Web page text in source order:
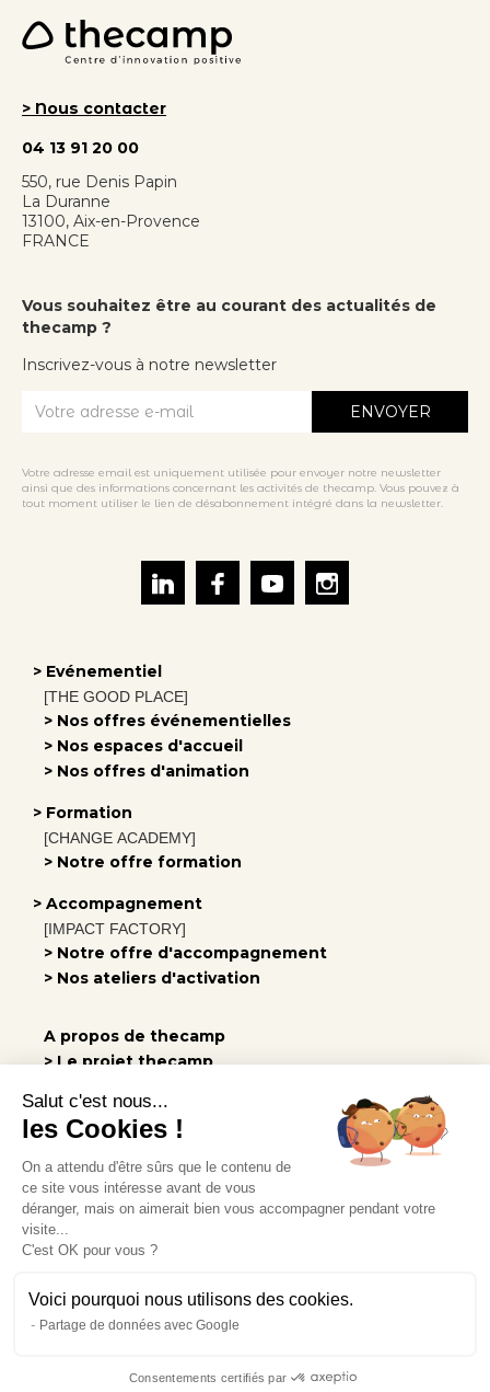
> Evénementiel
[THE GOOD PLACE]
> Nos offres événementielles
> Nos espaces d'accueil
> Nos offres d'animation
> Formation
[CHANGE ACADEMY]
> Notre offre formation
> Accompagnement
[IMPACT FACTORY]
> Notre offre d'accompagnement
> Nos ateliers d'activation
A propos de thecamp
> Le projet thecamp
> Notre engagement
> Rejoindre l'équipe
> Nos actus
Infos pratiques
> Carte interactive
> Hébergement
Vous souhaitez être au courant des actualités de
thecamp ?
Inscrivez-vous à notre newsletter
Votre adresse email est uniquement utilisée pour envoyer notre newsletter
ainsi que des informations concernant les activités de thecamp. Vous pouvez à
tout moment utiliser le lien de désabonnement intégré dans la newsletter.
> Nous contacter
04 13 91 20 00
550, rue Denis Papin
La Duranne
13100, Aix-en-Provence
FRANCE
Salut c'est nous...
les Cookies !
On a attendu d'être sûrs que le contenu de
ce site vous intéresse avant de vous
déranger, mais on aimerait bien vous accompagner pendant votre
visite...
C'est OK pour vous ?
Voici pourquoi nous utilisons des cookies.
Partage de données avec Google
Consentements certifiés par